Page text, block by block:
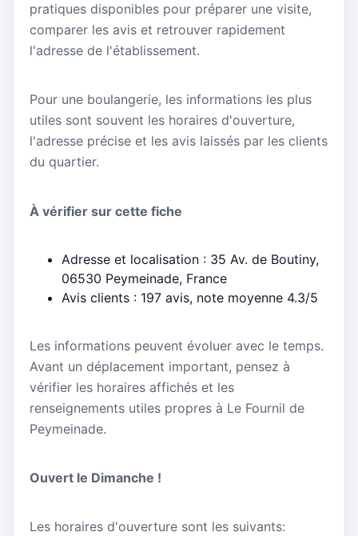
pratiques disponibles pour préparer une visite,
comparer les avis et retrouver rapidement
l'adresse de l'établissement.
Pour une boulangerie, les informations les plus
utiles sont souvent les horaires d'ouverture,
l'adresse précise et les avis laissés par les clients
du quartier.
À vérifier sur cette fiche
Adresse et localisation : 35 Av. de Boutiny,
06530 Peymeinade, France
Avis clients : 197 avis, note moyenne 4.3/5
Les informations peuvent évoluer avec le temps.
Avant un déplacement important, pensez à
vérifier les horaires affichés et les
renseignements utiles propres à Le Fournil de
Peymeinade.
Ouvert le Dimanche !
Les horaires d'ouverture sont les suivants: